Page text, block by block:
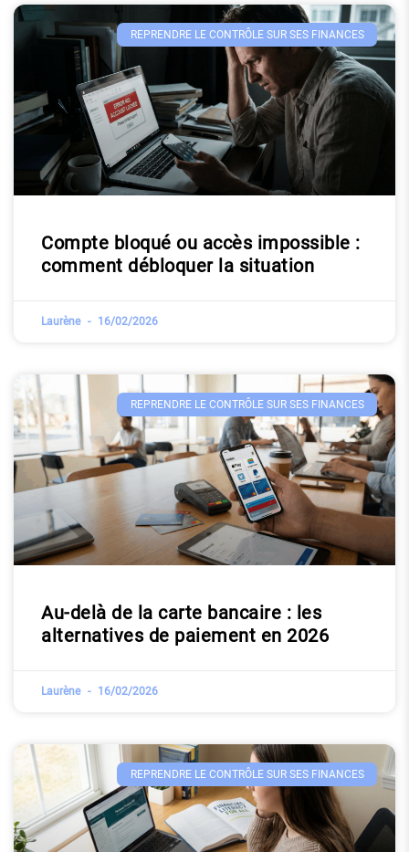
REPRENDRE LE CONTRÔLE SUR SES FINANCES
Compte bloqué ou accès impossible :
comment débloquer la situation
Laurène 16/02/2026
REPRENDRE LE CONTRÔLE SUR SES FINANCES
Au-delà de la carte bancaire : les
alternatives de paiement en 2026
Laurène 16/02/2026
REPRENDRE LE CONTRÔLE SUR SES FINANCES